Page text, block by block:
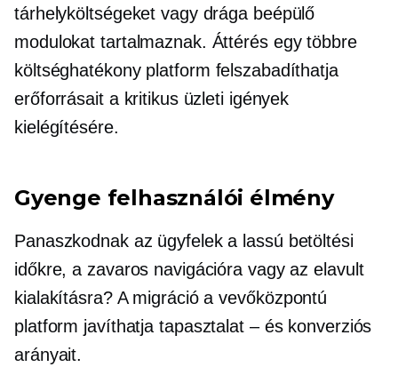
tárhelyköltségeket vagy drága beépülő
modulokat tartalmaznak. Áttérés egy többre
költséghatékonyplatform felszabadíthatja
erőforrásait a kritikus üzleti igények
kielégítésére.
Gyenge felhasználói élmény
Panaszkodnak az ügyfelek a lassú betöltési
időkre, a zavaros navigációra vagy az elavult
kialakításra? A migráció avevőközpontú
platform javíthatja tapasztalat – éskonverziós
arányait.